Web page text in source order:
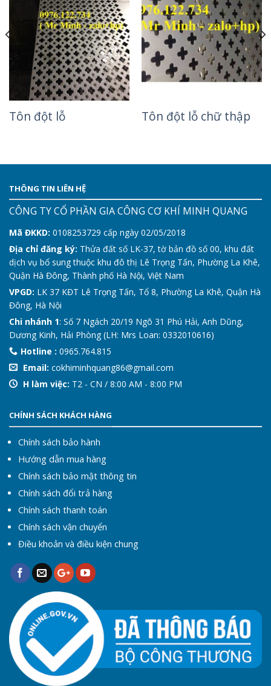
Tôn đột lỗ Tôn đột lỗ chữ thập
THÔNG TIN LIÊN HỆ
CÔNG TY CỔ PHẦN GIA CÔNG CƠ KHÍ MINH QUANG
Mã ĐKKD: 0108253729 cấp ngày 02/05/2018
Địa chỉ đăng ký: Thửa đất số LK-37, tờ bản đồ số 00, khu đất
dịch vụ bổ sung thuộc khu đô thị Lê Trọng Tấn, Phường La Khê,
Quận Hà Đông, Thành phố Hà Nội, Việt Nam
VPGD: LK 37 KĐT Lê Trọng Tấn, Tổ 8, Phường La Khê, Quận Hà
Đông, Hà Nội
Chi nhánh 1: Số 7 Ngách 20/19 Ngõ 31 Phú Hải, Anh Dũng,
Dương Kinh, Hải Phòng (LH: Mrs Loan: 0332010616)
Hotline : 0965.764.815
Email: cokhiminhquang86@gmail.com
H làm việc: T2 - CN / 8:00 AM - 8:00 PM
CHÍNH SÁCH KHÁCH HÀNG
Chính sách bảo hành
Hướng dẫn mua hàng
Chính sách bảo mật thông tin
Chính sách đổi trả hàng
Chính sách thanh toán
Chính sách vận chuyển
Điều khoản và điều kiện chung